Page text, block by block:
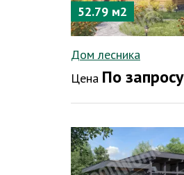
52.79 м2
Дом лесника
Цена По запросу